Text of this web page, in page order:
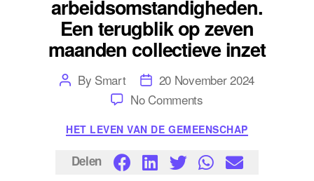
arbeidsomstandigheden.
Een terugblik op zeven
maanden collectieve inzet
Post
author
By Smart Post
date
20 November 2024
No Commentson
Een
op
zeven
Categories
HET LEVEN VAN DE GEMEENSCHAP
Delen